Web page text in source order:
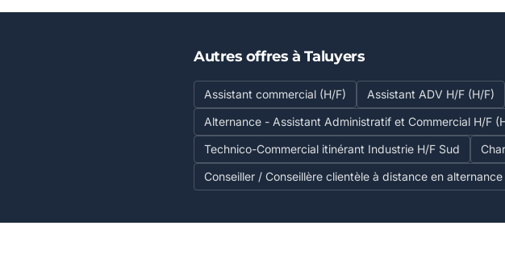
Autres offres à Taluyers
Assistant commercial (H/F) Assistant ADV H/F (H/F)
Alternance - Assistant Administratif et Commercial H/F
Technico-Commercial itinérant Industrie H/F Sud
Conseiller / Conseillère clientèle à distance en alternance